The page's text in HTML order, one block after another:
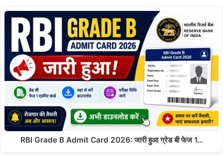
RBI Grade B Admit Card 2026: जारी हुआ ग्रेड बी फेज 1…